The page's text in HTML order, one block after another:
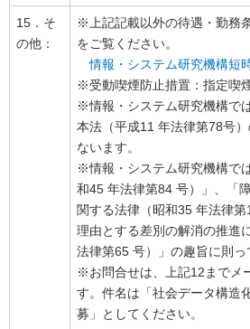
15．そ
の他：
※上記記載以外の待遇・勤務
をご覧ください。
情報・システム研究機構短
※受動喫煙防止措置：指定喫
※情報・システム研究機構で
本法（平成11 年法律第78号
ないます。
※情報・システム研究機構で
和45 年法律第84 号）」、「
関する法律（昭和35 年法律
理由とする差別の解消の推進
法律第65 号）」の趣旨に則っ
※お問合せは、上記12までメ
す。件名は「社会データ構造
募」としてください。